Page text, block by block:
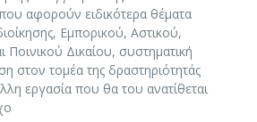
αφορούν ειδικότερα θέματα
Εμπορικού, Αστικού,
Ποινικού Δικαίου, συστηματική
στον τομέα της δραστηριότητάς
εργασία που θα του ανατίθεται